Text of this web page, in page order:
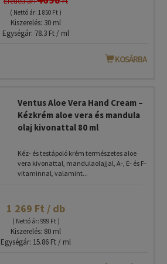
( Nettó ár: 1 850 Ft )
Kiszerelés: 30 ml
Egységár: 78.3 Ft / ml
KOSÁRBA
Ventus Aloe Vera Hand Cream –
Kézkrém aloe vera és mandula
olaj kivonattal 80 ml
Kéz- és testápoló krém természetes aloe
vera kivonattal, mandulaolajjal, A-, E- és F-
vitaminnal, valamint...
1 269 Ft / db
( Nettó ár: 999 Ft )
Kiszerelés: 80 ml
Egységár: 15.86 Ft / ml